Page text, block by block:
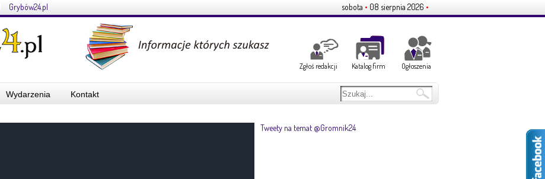
Grybów24.pl sobota • 08 sierpnia 2026 •
Zgłoś redakcji Katalog firm Ogłoszenia
Wydarzenia Kontakt
Tweety na temat @Gromnik24